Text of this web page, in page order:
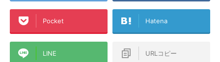
Pocket Hatena
LINE URLコピー